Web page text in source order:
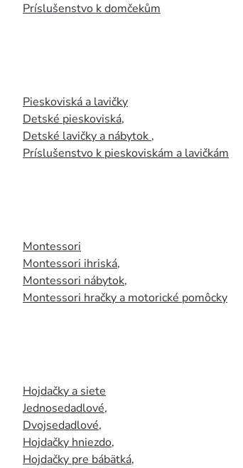
Príslušenstvo k domčekům
Pieskoviská a lavičky
Detské pieskoviská,
Detské lavičky a nábytok ,
Príslušenstvo k pieskoviskám a lavičkám
Montessori
Montessori ihriská,
Montessori nábytok,
Montessori hračky a motorické pomôcky
Hojdačky a siete
Jednosedadlové,
Dvojsedadlové,
Hojdačky hniezdo,
Hojdačky pre bábätká,